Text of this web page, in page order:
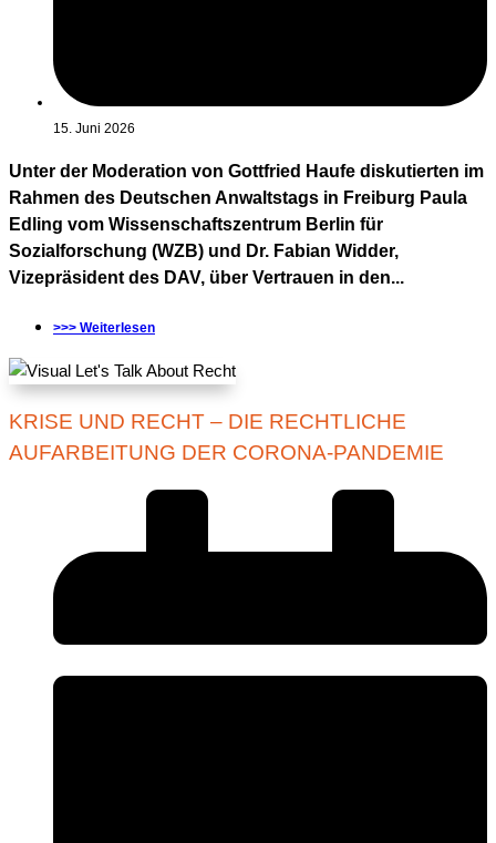
15. Juni 2026
Unter der Moderation von Gottfried Haufe diskutierten im
Rahmen des Deutschen Anwaltstags in Freiburg Paula
Edling vom Wissenschaftszentrum Berlin für
Sozialforschung (WZB) und Dr. Fabian Widder,
Vizepräsident des DAV, über Vertrauen in den...
>>> Weiterlesen
KRISE UND RECHT – DIE RECHTLICHE
AUFARBEITUNG DER CORONA-PANDEMIE